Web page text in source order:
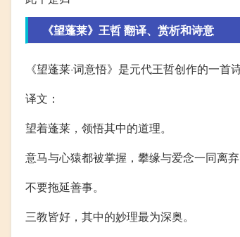
《望蓬莱》王哲 翻译、赏析和诗意
《望蓬莱·词意悟》是元代王哲创作的一
译文：
望着蓬莱，领悟其中的道理。
意马与心猿都被掌握，攀缘与爱念一同离弃
不要拖延善事。
三教皆好，其中的妙理最为深奥。